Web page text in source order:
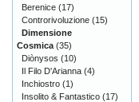
Berenice (17)
Controrivoluzione (15)
Dimensione
Cosmica (35)
Diònysos (10)
Il Filo D'Arianna (4)
Inchiostro (1)
Insolito & Fantastico (17)